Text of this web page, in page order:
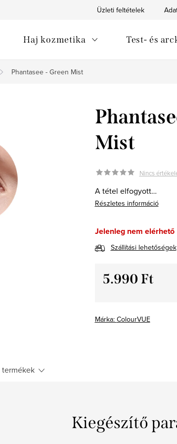
Üzleti feltételek
Haj kozmetika Test- és
Phantasee - Green Mist
Mist
Nincs
A tétel elfogyott…
Részletes információ
Jelenleg nem elérhető
Szállítási lehetőségek
5.990 Ft
Márka: ColourVUE
termékek
Kiegészítő